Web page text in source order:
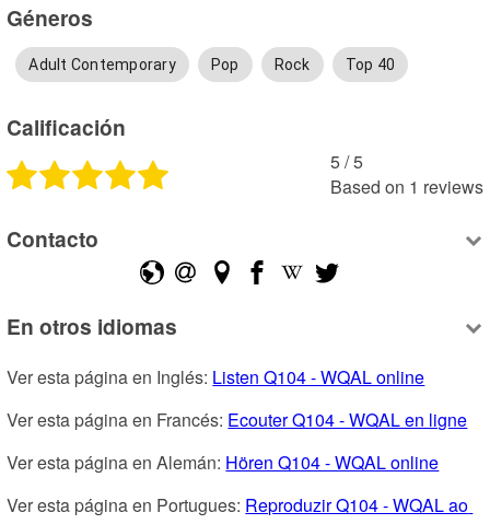
Géneros
Adult Contemporary Pop Rock Top 40
Calificación
5 /5
Based on 1 reviews
Contacto
En otros idiomas
Ver esta página en Inglés: Listen Q104 - WQAL online
Ver esta página en Francés: Ecouter Q104 - WQAL en ligne
Ver esta página en Alemán: Hören Q104 - WQAL online
Ver esta página en Portugues: Reproduzir Q104 - WQAL ao